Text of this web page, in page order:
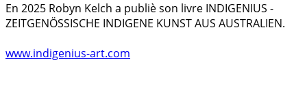
En 2025 Robyn Kelch a publiè son livre INDIGENIUS -
ZEITGENÖSSISCHE INDIGENE KUNST AUS AUSTRALIEN.
www.indigenius-art.com